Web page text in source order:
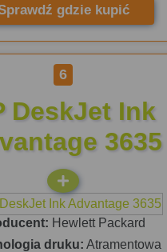
gdzie kupić
6
DeskJet Ink
3635
Hewlett Packard
druku: Atramentowa